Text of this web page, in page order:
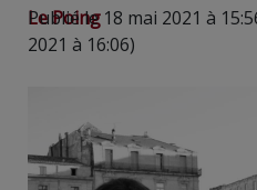
Le Poing
Publié le 18 mai 2021 à
2021 à 16:06)